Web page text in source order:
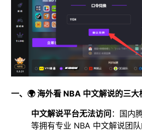
一、🌍 海外看 NBA 中文解说的三大
中文解说平台无法访问 ：国内
等拥有专业 NBA 中文解说团